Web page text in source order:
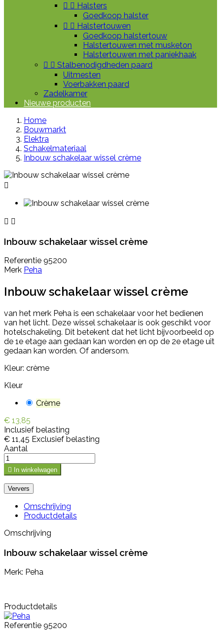
  Halsters
Goedkoop halster
  Halstertouwen
Goedkoop halstertouw
Halstertouwen met musketon
Halstertouwen met paniekhaak
  Stalbenodigdheden paard
Uitmesten
Voerbakken paard
Zadelkamer
Nieuwe producten
Home
Bouwmarkt
Elektra
Schakelmateriaal
Inbouw schakelaar wissel crème

 
Inbouw schakelaar wissel crème
Referentie 95200
Merk Peha
Inbouw schakelaar wissel crème
van het merk Peha is een schakelaar voor het bedienen
van het licht. Deze wissel schakelaar is ook geschikt voor
hotelschakeling. Dit betekent dat het licht bijvoorbeeld op
de 1e etage aan gedaan kan worden en op de 2e etage uit
gedaan kan worden. Of andersom.
Kleur: crème
Kleur
Crème
€ 13,85
Inclusief belasting
€ 11,45 Exclusief belasting
Aantal
 In winkelwagen
Omschrijving
Productdetails
Omschrijving
Inbouw schakelaar wissel crème
Merk: Peha
Productdetails
Referentie 95200